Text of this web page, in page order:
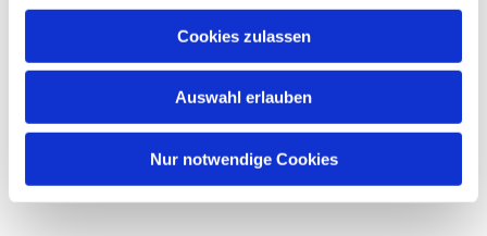
Cookies zulassen
Auswahl erlauben
Nur notwendige Cookies